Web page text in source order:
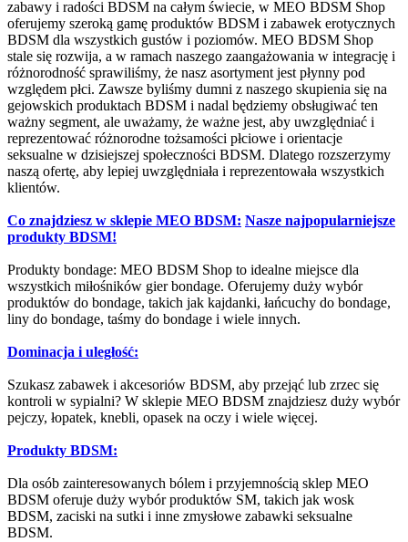
zabawy i radości BDSM na całym świecie, w MEO BDSM Shop
oferujemy szeroką gamę produktów BDSM i zabawek erotycznych
BDSM dla wszystkich gustów i poziomów. MEO BDSM Shop
stale się rozwija, a w ramach naszego zaangażowania w integrację i
różnorodność sprawiliśmy, że nasz asortyment jest płynny pod
względem płci. Zawsze byliśmy dumni z naszego skupienia się na
gejowskich produktach BDSM i nadal będziemy obsługiwać ten
ważny segment, ale uważamy, że ważne jest, aby uwzględniać i
reprezentować różnorodne tożsamości płciowe i orientacje
seksualne w dzisiejszej społeczności BDSM. Dlatego rozszerzymy
naszą ofertę, aby lepiej uwzględniała i reprezentowała wszystkich
klientów.
Co znajdziesz w sklepie MEO BDSM: Nasze najpopularniejsze
produkty BDSM!
Produkty bondage: MEO BDSM Shop to idealne miejsce dla
wszystkich miłośników gier bondage. Oferujemy duży wybór
produktów do bondage, takich jak kajdanki, łańcuchy do bondage,
liny do bondage, taśmy do bondage i wiele innych.
Dominacja i uległość:
Szukasz zabawek i akcesoriów BDSM, aby przejąć lub zrzec się
kontroli w sypialni? W sklepie MEO BDSM znajdziesz duży wybór
pejczy, łopatek, knebli, opasek na oczy i wiele więcej.
Produkty BDSM:
Dla osób zainteresowanych bólem i przyjemnością sklep MEO
BDSM oferuje duży wybór produktów SM, takich jak wosk
BDSM, zaciski na sutki i inne zmysłowe zabawki seksualne
BDSM.